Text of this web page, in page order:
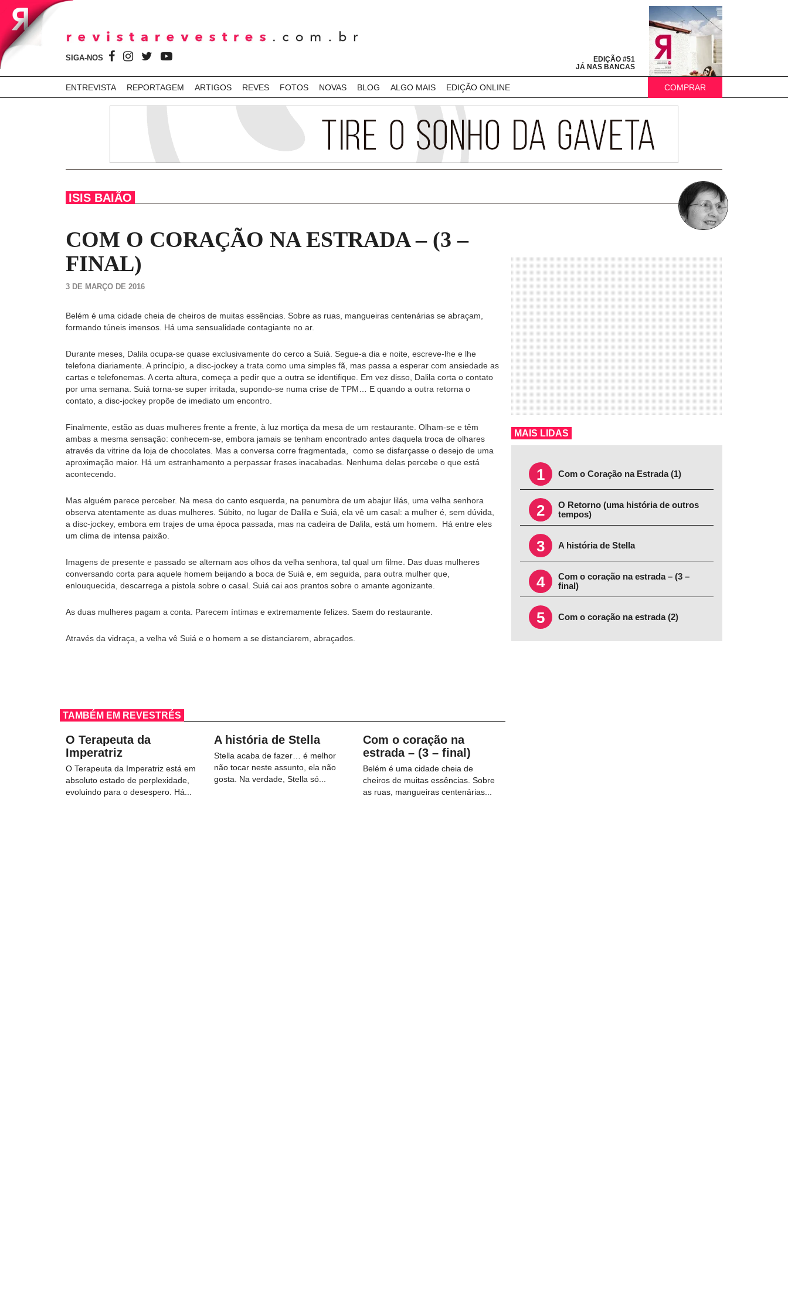
SIGA-NOS
EDIÇÃO #51
JÁ NAS BANCAS
ENTREVISTA REPORTAGEM ARTIGOS REVES FOTOS NOVAS BLOG ALGO MAIS EDIÇÃO ONLINE COMPRAR
ISIS BAIÃO
COM O CORAÇÃO NA ESTRADA – (3 –
FINAL)
3 DE MARÇO DE 2016
Belém é uma cidade cheia de cheiros de muitas essências. Sobre as ruas, mangueiras centenárias se abraçam,
formando túneis imensos. Há uma sensualidade contagiante no ar.
Durante meses, Dalila ocupa-se quase exclusivamente do cerco a Suiá. Segue-a dia e noite, escreve-lhe e lhe
telefona diariamente. A princípio, a disc-jockey a trata como uma simples fã, mas passa a esperar com ansiedade as
cartas e telefonemas. A certa altura, começa a pedir que a outra se identifique. Em vez disso, Dalila corta o contato
por uma semana. Suiá torna-se super irritada, supondo-se numa crise de TPM… E quando a outra retorna o
contato, a disc-jockey propõe de imediato um encontro.
Finalmente, estão as duas mulheres frente a frente, à luz mortiça da mesa de um restaurante. Olham-se e têm
ambas a mesma sensação: conhecem-se, embora jamais se tenham encontrado antes daquela troca de olhares
através da vitrine da loja de chocolates. Mas a conversa corre fragmentada, como se disfarçasse o desejo de uma
aproximação maior. Há um estranhamento a perpassar frases inacabadas. Nenhuma delas percebe o que está
acontecendo.
Mas alguém parece perceber. Na mesa do canto esquerda, na penumbra de um abajur lilás, uma velha senhora
observa atentamente as duas mulheres. Súbito, no lugar de Dalila e Suiá, ela vê um casal: a mulher é, sem dúvida,
a disc-jockey, embora em trajes de uma época passada, mas na cadeira de Dalila, está um homem. Há entre eles
um clima de intensa paixão.
Imagens de presente e passado se alternam aos olhos da velha senhora, tal qual um filme. Das duas mulheres
conversando corta para aquele homem beijando a boca de Suiá e, em seguida, para outra mulher que,
enlouquecida, descarrega a pistola sobre o casal. Suiá cai aos prantos sobre o amante agonizante.
As duas mulheres pagam a conta. Parecem íntimas e extremamente felizes. Saem do restaurante.
Através da vidraça, a velha vê Suiá e o homem a se distanciarem, abraçados.
TAMBÉM EM REVESTRÉS
O Terapeuta da
Imperatriz
O Terapeuta da Imperatriz está em
absoluto estado de perplexidade,
evoluindo para o desespero. Há...
A história de Stella
Stella acaba de fazer… é melhor
não tocar neste assunto, ela não
gosta. Na verdade, Stella só...
Com o coração na
estrada – (3 – final)
Belém é uma cidade cheia de
cheiros de muitas essências. Sobre
as ruas, mangueiras centenárias...
MAIS LIDAS
1 Com o Coração na Estrada (1)
2
O Retorno (uma história de outros
tempos)
3 A história de Stella
4
Com o coração na estrada – (3 –
final)
5 Com o coração na estrada (2)